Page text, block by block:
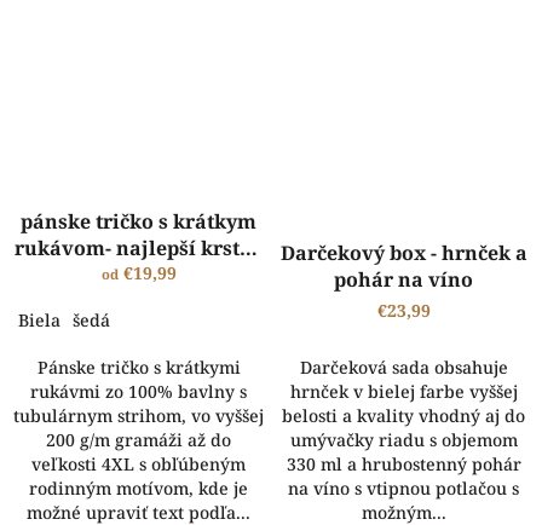
pánske tričko s krátkym
rukávom- najlepší krstný
na svete
od€19,99
Biela šedá
Pánske tričko s krátkymi
rukávmi zo 100% bavlny s
tubulárnym strihom, vo vyššej
200 g/m gramáži až do
veľkosti 4XL s obľúbeným
rodinným motívom, kde je
možné upraviť text podľa...
hodnotenie
produktu
hviezdičiek.
Darčekový box - hrnček a
pohár na víno
€23,99
Darčeková sada obsahuje
hrnček v bielej farbe vyššej
belosti a kvality vhodný aj do
umývačky riadu s objemom
330 ml a hrubostenný pohár
na víno s vtipnou potlačou s
možným...